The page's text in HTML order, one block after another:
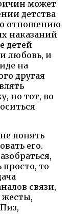
может
детства
отношению
наказаний
детей
любовь, и
на
другая
но тот, во
понять
его.
просто, то
связи,
жесты,